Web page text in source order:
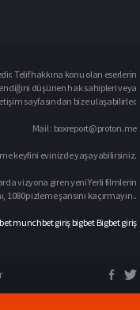
Telif hakkına konu olan eserlerin
düşünen hak sahipleri veya
sayfasından bize ulaşabilirler.
Mail : boxreport@proton.me
keyfini evinizde yaşayabilirsiniz.
vizyona giren yeni Yerli filmlerin
1080p izleme şansını kaçırmayın..
munchbet giriş bigbet Bigbet giriş